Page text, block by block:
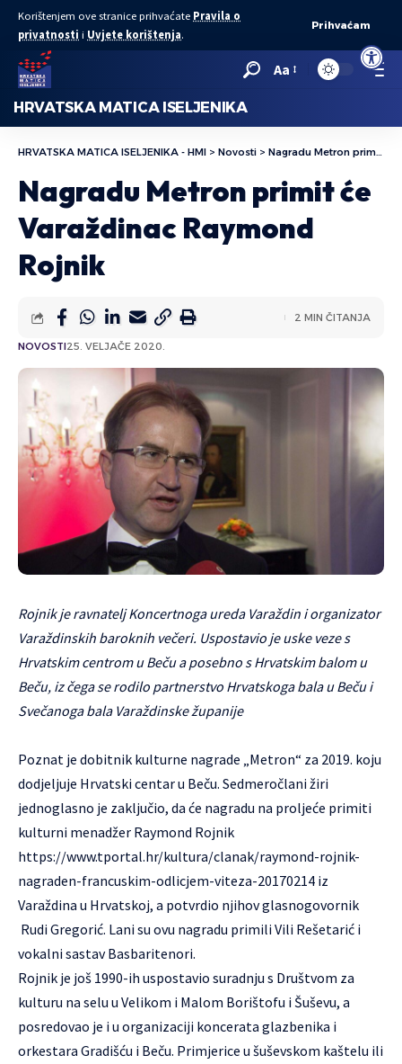
Open
Korištenjem ove stranice prihvaćate Pravila o
privatnosti i Uvjete korištenja.
Prihvaćam
Aa
HRVATSKA MATICA ISELJENIKA
HRVATSKA MATICA ISELJENIKA - HMI > Novosti > Nagradu Metron primit će Varaždinac Raymond Rojnik
Nagradu Metron primit će
Varaždinac Raymond
Rojnik
NOVOSTI25. VELJAČE 2020.
2 MIN ČITANJA
Rojnik je ravnatelj Koncertnoga ureda Varaždin i organizator
Varaždinskih baroknih večeri. Uspostavio je uske veze s
Hrvatskim centrom u Beču a posebno s Hrvatskim balom u
Beču, iz čega se rodilo partnerstvo Hrvatskoga bala u Beču i
Svečanoga bala Varaždinske županije
Poznat je dobitnik kulturne nagrade „Metron“ za 2019. koju
dodjeljuje Hrvatski centar u Beču. Sedmeročlani žiri
jednoglasno je zaključio, da će nagradu na proljeće primiti
kulturni menadžer Raymond Rojnik
https://www.tportal.hr/kultura/clanak/raymond-rojnik-
nagraden-francuskim-odlicjem-viteza-20170214 iz
Varaždina u Hrvatskoj, a potvrdio njihov glasnogovornik
Rudi Gregorić. Lani su ovu nagradu primili Vili Rešetarić i
vokalni sastav Basbaritenori.
Rojnik je još 1990-ih uspostavio suradnju s Društvom za
kulturu na selu u Velikom i Malom Borištofu i Šuševu, a
posredovao je i u organizaciji koncerata glazbenika i
orkestara Gradišću i Beču. Primjerice u šuševskom kaštelu ili